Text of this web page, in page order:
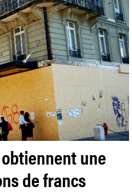
une
de francs